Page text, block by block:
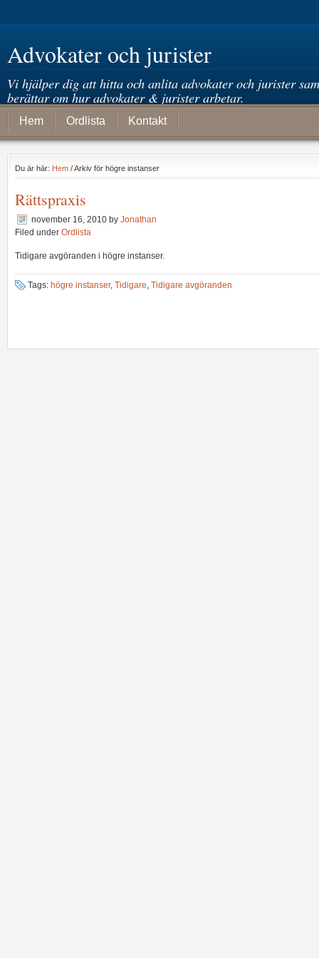
Advokater och jurister
Vi hjälper dig att hitta och anlita advokater och jurister
berättar om hur advokater & jurister arbetar.
Hem Ordlista Kontakt
Du är här: Hem / Arkiv för högre instanser
Rättspraxis
november 16, 2010 by Jonathan
Filed under Ordlista
Tidigare avgöranden i högre instanser.
Tags: högre instanser, Tidigare, Tidigare avgöranden